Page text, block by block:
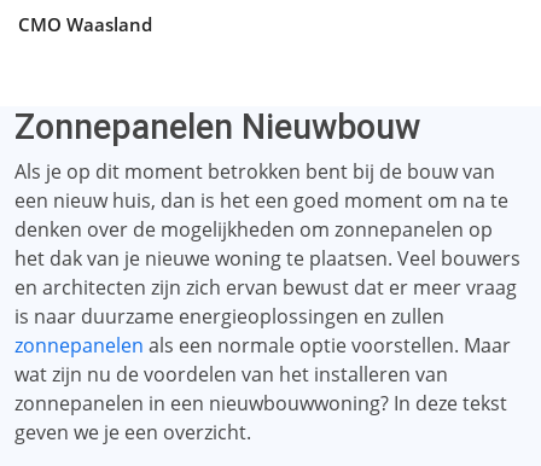
CMO Waasland
Zonnepanelen Nieuwbouw
Als je op dit moment betrokken bent bij de bouw van
een nieuw huis, dan is het een goed moment om na te
denken over de mogelijkheden om zonnepanelen op
het dak van je nieuwe woning te plaatsen. Veel bouwers
en architecten zijn zich ervan bewust dat er meer vraag
is naar duurzame energieoplossingen en zullen
zonnepanelen als een normale optie voorstellen. Maar
wat zijn nu de voordelen van het installeren van
zonnepanelen in een nieuwbouwwoning? In deze tekst
geven we je een overzicht.